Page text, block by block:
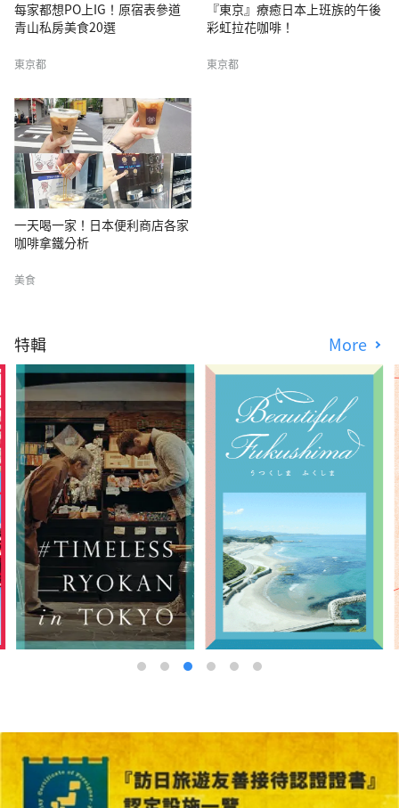
每家都想PO上IG！原宿表參道
青山私房美食20選
東京都
『東京』療癒日本上班族的午後
彩虹拉花咖啡！
東京都
一天喝一家！日本便利商店各家
咖啡拿鐵分析
美食
特輯 More